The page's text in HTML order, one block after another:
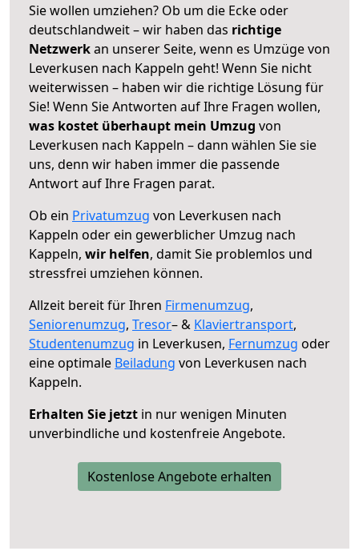
Sie wollen umziehen? Ob um die Ecke oder
deutschlandweit – wir haben das richtige
Netzwerkan unserer Seite, wenn es Umzüge von
Leverkusen nach Kappeln geht! Wenn Sie nicht
weiterwissen – haben wir die richtige Lösung für
Sie! Wenn Sie Antworten auf Ihre Fragen wollen,
was kostet überhaupt mein Umzug von
Leverkusen nach Kappeln – dann wählen Sie sie
uns, denn wir haben immer die passende
Antwort auf Ihre Fragen parat.
Ob ein Privatumzug von Leverkusen nach
Kappeln oder ein gewerblicher Umzug nach
Kappeln, wir helfen, damit Sie problemlos und
stressfrei umziehen können.
Allzeit bereit für Ihren Firmenumzug,
Seniorenumzug, Tresor– & Klaviertransport,
Studentenumzug in Leverkusen, Fernumzug oder
eine optimale Beiladung von Leverkusen nach
Kappeln.
Erhalten Sie jetzt in nur wenigen Minuten
unverbindliche und kostenfreie Angebote.
Kostenlose Angebote erhalten